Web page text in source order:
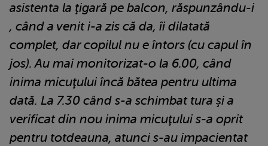
asistenta la ţigară pe balcon, răspunzându-i
, când a venit i-a zis că da, îi dilatată
complet, dar copilul nu e întors (cu capul în
jos). Au mai monitorizat-o la 6.00, când
inima micuţului încă bătea pentru ultima
dată. La 7.30 când s-a schimbat tura şi a
verificat din nou inima micuţului s-a oprit
pentru totdeauna, atunci s-au impacientat